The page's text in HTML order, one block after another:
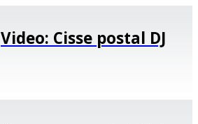
Video: Cisse postal DJ